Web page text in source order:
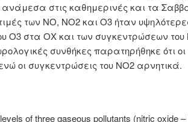
στις καθημερινές και τα
των ΝΟ, NO2 και O3 ήταν
Ο3 στα ΟΧ και των συγκεντρώσεων
συνθήκες παρατηρήθηκε ότι
οι συγκεντρώσεις του ΝΟ2 αρνητικά.
of three gaseous pollutants (nitric oxide